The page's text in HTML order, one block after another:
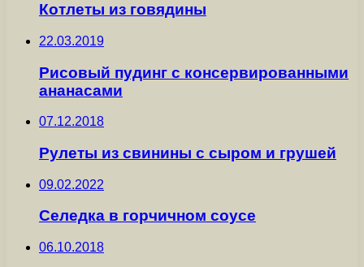
Котлеты из говядины
22.03.2019
Рисовый пудинг с консервированными
ананасами
07.12.2018
Рулеты из свинины с сыром и грушей
09.02.2022
Селедка в горчичном соусе
06.10.2018